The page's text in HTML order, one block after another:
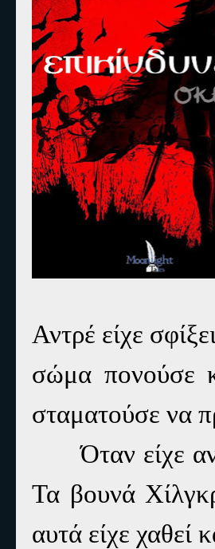
Αντρέ είχε
σώμα πονούσε
σταματούσε να
Όταν είχε
Τα βουνά
αυτά είχε χαθεί